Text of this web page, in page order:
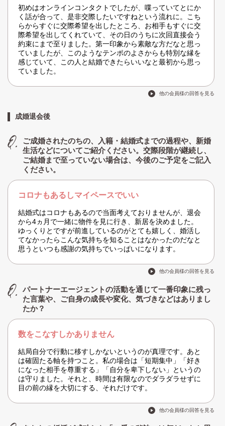
初めはオンラインコンタクトでしたが、喋っていてとにか
く話が合って、是非交際したいですねという流れに。こち
らからすぐに交際希望を出したところ、お相手もすぐに交
際希望を出してくれていて、その日のうちに次回直接会う
約束にまで至りました。第一印象から素敵な方だなと思っ
ていましたが、このようなテンポのよさからも特別な縁を
感じていて、この人と結婚できたらいいなと最初から思っ
ていました。
他の会員様の回答を見る
成婚退会後
ご成婚されたのちの、入籍・結婚式までの過程や、新婚
生活などについてご紹介ください。交際段階が継続し、
ご結婚まで至っていない場合は、今後のご予定をご記入
ください。
コロナもあるしマイペースでいい
結婚式はコロナもあるので当面考えておりませんが、退会
から4ヵ月で一緒に物件を見に行き、新居を決めました。
ゆっくりとですが前進しているのがとても嬉しく、婚活し
てなかったらこんな気持ちを知ることはなかったのだなと
思うといつも感謝の気持ちでいっぱいになります。
他の会員様の回答を見る
パートナーエージェントの活動を通じて一番印象に残っ
た言葉や、ご自身の成長や変化、気づきなどはありまし
たか？
数をこなすしかありません
結局自分で行動に移すしかないというのが真理です。あと
は確固たる軸を持つこと。私の場合は「短期集中」「好き
になった相手を尊重する」「自分を卑下しない」というの
は守りました。それと、時間は有限なのでダラダラせずに
目の前の縁を大切にする、それだけです。
他の会員様の回答を見る